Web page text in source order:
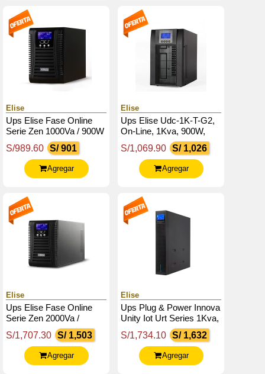
Elise
Ups Elise Fase Online
Serie Zen 1000Va / 900W
/ 4 Tomas De Salida
Nema 5-15 / Rs232 /
S/989.60 S/ 901
Agregar
Elise
Ups Elise Udc-1K-T-G2,
On-Line, 1Kva, 900W,
100V 300Vac, Display
Lcd.
S/1,069.90 S/ 1,026
Agregar
Elise
Ups Elise Fase Online
Serie Zen 2000Va /
1800W / 4 Tomas De
Salida Nema 5-15 /
Rs232 / Usb
S/1,707.30 S/ 1,503
Agregar
Elise
Ups Plug & Power Innova
Unity Iot Urt Series 1Kva,
1000Va, 1000W, 220V,
Db-9 Rs232 / Usb
S/1,734.10 S/ 1,632
Agregar